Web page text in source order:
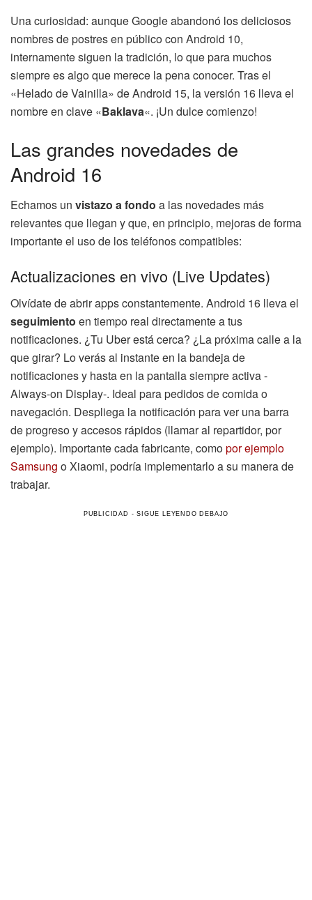
Una curiosidad: aunque Google abandonó los deliciosos
nombres de postres en público con Android 10,
internamente siguen la tradición, lo que para muchos
siempre es algo que merece la pena conocer. Tras el
«Helado de Vainilla» de Android 15, la versión 16 lleva el
nombre en clave «Baklava«. ¡Un dulce comienzo!
Las grandes novedades de
Android 16
Echamos un vistazo a fondo a las novedades más
relevantes que llegan y que, en principio, mejoras de forma
importante el uso de los teléfonos compatibles:
Actualizaciones en vivo (Live Updates)
Olvídate de abrir apps constantemente. Android 16 lleva el
seguimiento en tiempo real directamente a tus
notificaciones. ¿Tu Uber está cerca? ¿La próxima calle a la
que girar? Lo verás al instante en la bandeja de
notificaciones y hasta en la pantalla siempre activa -
Always-on Display-. Ideal para pedidos de comida o
navegación. Despliega la notificación para ver una barra
de progreso y accesos rápidos (llamar al repartidor, por
ejemplo). Importante cada fabricante, comopor ejemplo
Samsung o Xiaomi, podría implementarlo a su manera de
trabajar.